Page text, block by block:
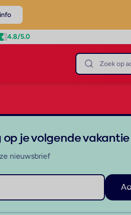
4.8/5.0
je volgende vakantie
nieuwsbrief